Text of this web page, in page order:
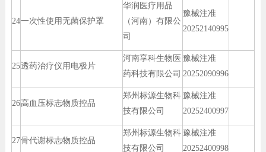
24一次性使用无菌保护罩
华润医疗用品
（河南）有限公
司
豫械注准
20252140995
25透药治疗仪用电极片
河南享科生物医
药科技有限公司
豫械注准
20252090996
26高血压标志物质控品
郑州标源生物科
技有限公司
豫械注准
20252400997
27骨代谢标志物质控品
郑州标源生物科
技有限公司
豫械注准
20252400998